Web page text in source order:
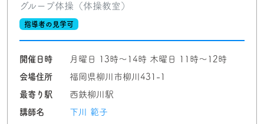
グループ体操（体操教室）
指導者の見学可
開催日時
月曜日 13時～14時 木曜日 11時～12時
会場住所
福岡県柳川市柳川431-1
最寄り駅
西鉄柳川駅
講師名
下川 範子